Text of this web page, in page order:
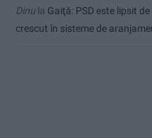
Dinu la Gaiţă: PSD este lipsit
crescut în sisteme de